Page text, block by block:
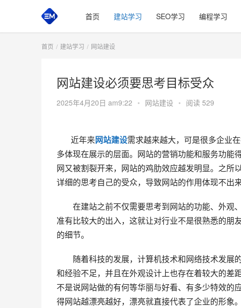
首页 建站学习 SEO学习 编程学习
首页 建站学习 网站建设
网站建设必须要思考目标受众
2025年4月20日 am9:22 • 网站建设 • 阅读 529
近年来网站建设需求越来越大，可是很多企业
多体现在展示的层面。网站的营销功能和服务功能
网又被割裂开来，网站的鸡肋效应越发明显。之所
详细的思考自己的受众，导致网站的作用体现不出来
在建站之前不仅需要思考到网站的功能、外观
准有比较大的出入，这就让对行业不是很熟悉的朋
的细节。
随着科技的发展，计算机技术和网络技术发展
和经验不足，并且在外观设计上也存在着较大的差
不是说网站做的有何等华丽与好看、有多少特效的
得网站越漂亮越好，漂亮就直接代表了企业的形象